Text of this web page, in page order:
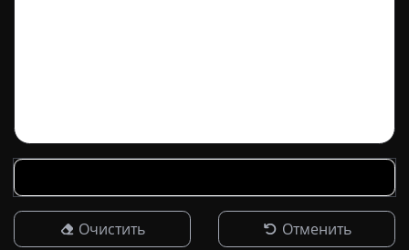
Очистить Отменить